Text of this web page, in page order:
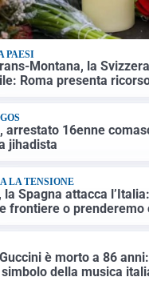
PAESI
Montana, la
Roma presenta
arrestato 16enne
jihadista
LA TENSIONE
la Spagna attacca
frontiere o prenderemo
è morto a 86
della musica